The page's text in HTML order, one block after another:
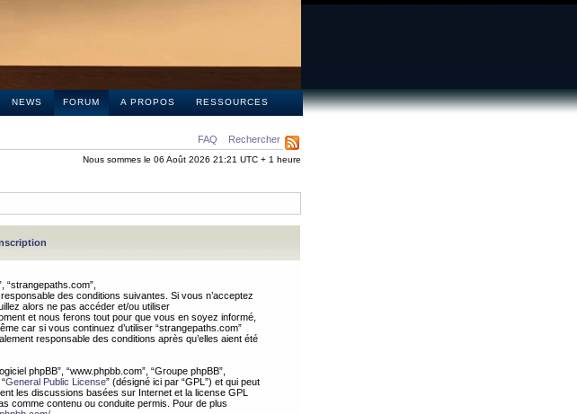
NEWS FORUM A PROPOS RESSOURCES
FAQ Rechercher
Nous sommes le 06 Août 2026 21:21 UTC + 1 heure
“strangepaths.com”,
des conditions suivantes. Si vous n’acceptez
alors ne pas accéder et/ou utiliser
et nous ferons tout pour que vous en soyez informé,
car si vous continuez d’utiliser “strangepaths.com”
responsable des conditions après qu’elles aient été
phpBB”, “www.phpbb.com”, “Groupe phpBB”,
General Public License” (désigné ici par “GPL”) et qui peut
les discussions basées sur Internet et la license GPL
comme contenu ou conduite permis. Pour de plus